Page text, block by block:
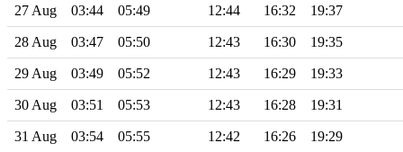
27 Aug 03:44 05:49 12:44 16:32 19:37
28 Aug 03:47 05:50 12:43 16:30 19:35
29 Aug 03:49 05:52 12:43 16:29 19:33
30 Aug 03:51 05:53 12:43 16:28 19:31
31 Aug 03:54 05:55 12:42 16:26 19:29